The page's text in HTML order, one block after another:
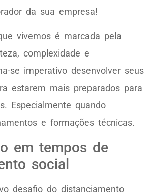
da sua empresa!
vivemos é marcada pela
complexidade e
se imperativo desenvolver seus
estarem mais preparados para
Especialmente quando
e formações técnicas.
em tempos de
social
desafio do distanciamento